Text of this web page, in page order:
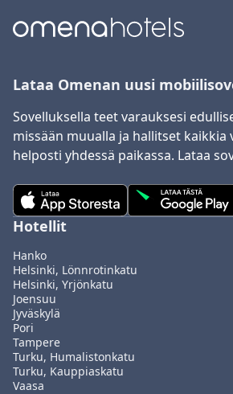
Lataa Omenan uusi
Sovelluksella teet varauksesi
missään muualla ja hallitset kaikkia
helposti yhdessä paikassa. Lataa
Hotellit
Hanko
Helsinki, Lönnrotinkatu
Helsinki, Yrjönkatu
Joensuu
Jyväskylä
Pori
Tampere
Turku, Humalistonkatu
Turku, Kauppiaskatu
Vaasa